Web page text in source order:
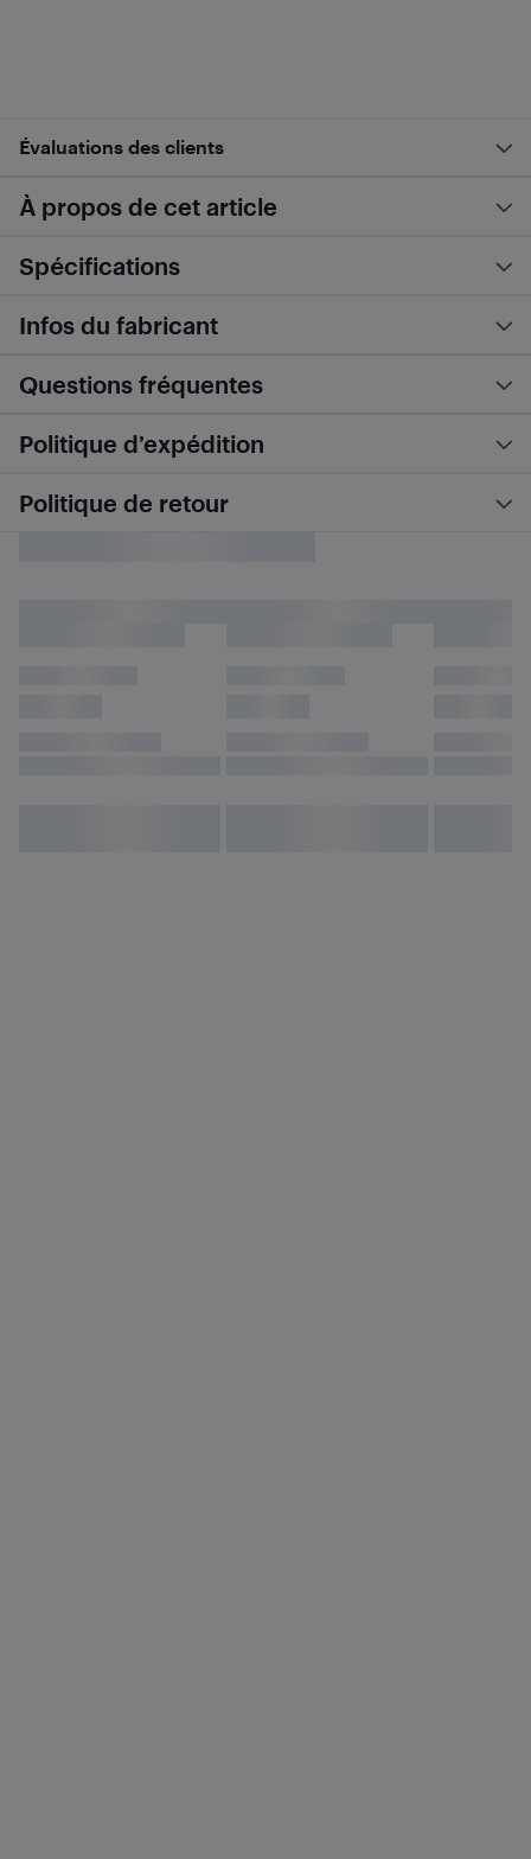
Évaluations des clients
À propos de cet article
Spécifications
Infos du fabricant
Questions fréquentes
Politique d’expédition
Politique de retour